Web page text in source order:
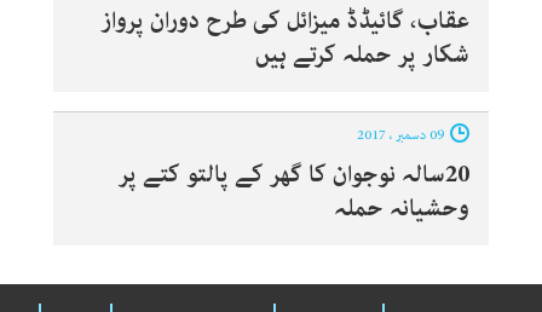
عقاب، گائیڈڈ میزائل کی طرح دوران پرواز
شکار پر حملہ کرتے ہیں
20سالہ نوجوان کا گھر کے پالتو کتے پر
وحشیانہ حملہ